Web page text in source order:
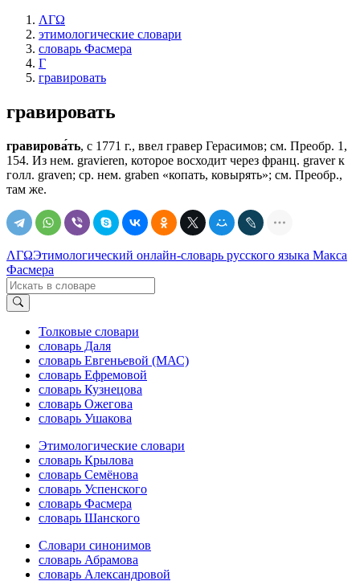
ΛΓΩ
этимологические словари
словарь Фасмера
Г
гравировать
гравировать
гравирова́ть, с 1771 г., ввел гравер Герасимов; см. Преобр. 1,
154. Из нем. gravieren, которое восходит через франц. graver к
голл. graven; ср. нем. graben «копать, ковырять»; см. Преобр.,
там же.
ΛΓΩЭтимологический онлайн-словарь русского языка Макса
Фасмера
Толковые словари
словарь Даля
словарь Евгеньевой (МАС)
словарь Ефремовой
словарь Кузнецова
словарь Ожегова
словарь Ушакова
Этимологические словари
словарь Крылова
словарь Семёнова
словарь Успенского
словарь Фасмера
словарь Шанского
Словари синонимов
словарь Абрамова
словарь Александровой